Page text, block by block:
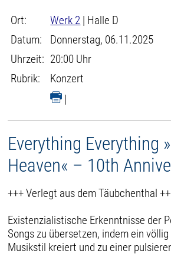
Ort: Werk 2 | Halle D
Datum:
Donnerstag, 06.11.2025
Uhrzeit: 20:00 Uhr
Rubrik:
Konzert
|
Everything Everything
Heaven« – 10th
+++ Verlegt aus dem Täubchenthal
Existenzialistische Erkenntnisse der
Songs zu übersetzen, indem ein
Musikstil kreiert und zu einer